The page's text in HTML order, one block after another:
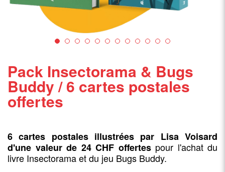
Pack Insectorama & Bugs
Buddy / 6 cartes postales
offertes
6 cartes postales illustrées par Lisa Voisard
d'une valeur de 24 CHF offertespour l'achat du
livre Insectorama et du jeu Bugs Buddy.